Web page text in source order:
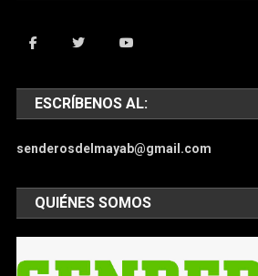
ESCRÍBENOS AL:
senderosdelmayab@gmail.com
QUIÉNES SOMOS